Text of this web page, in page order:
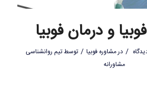
و درمان فوبیا
/ درمشاوره فوبیا / توسطتیم روانشناسی
مشاورانه